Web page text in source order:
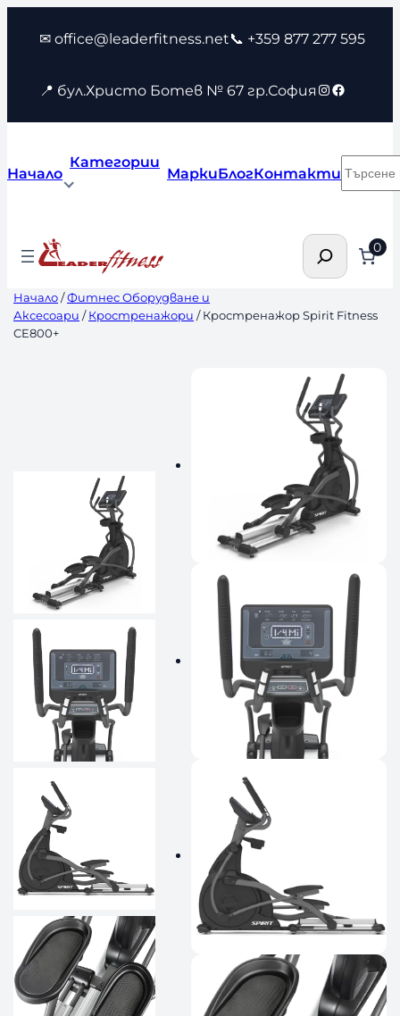
съдържанието
✉ office@leaderfitness.net📞 +359 877 277 595
📍 бул.Христо Ботев № 67 гр.София Instagram
Facebook
Начало
Категории
МаркиБлогКонтакти
Търсене 0
Начало/Фитнес Оборудване и
Аксесоари /Кростренажори / Кростренажор Spirit Fitness
CE800+